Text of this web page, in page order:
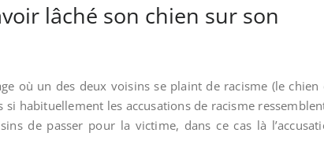
lâché son chien sur son
où un des deux voisins se plaint de racisme (le chien
si habituellement les accusations de racisme
de passer pour la victime, dans ce cas là